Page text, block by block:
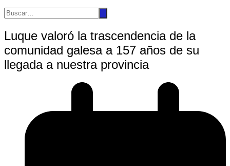
Luque valoró la trascendencia de la
comunidad galesa a 157 años de su
llegada a nuestra provincia